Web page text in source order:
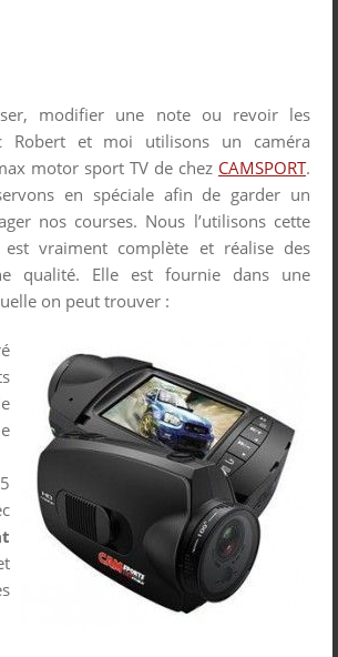
modifier une note ou revoir les
Robert et moi utilisons un caméra
motor sport TV de chez CAMSPORT.
en spéciale afin de garder un
nos courses. Nous l’utilisons cette
vraiment complète et réalise des
qualité. Elle est fournie dans une
on peut trouver :